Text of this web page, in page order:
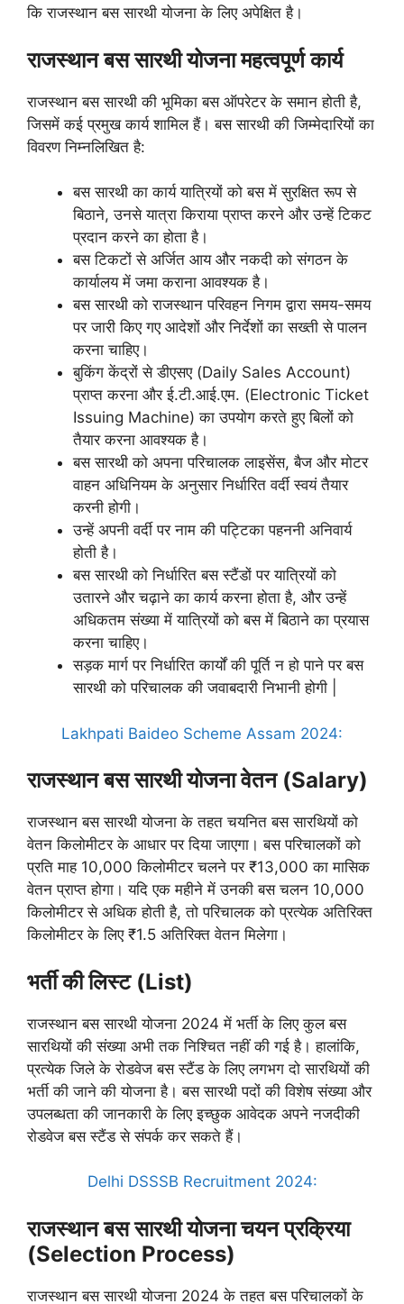
कि राजस्थान बस सारथी योजना के लिए अपेक्षित है।
राजस्थान बस सारथी योजना महत्वपूर्ण कार्य
राजस्थान बस सारथी की भूमिका बस ऑपरेटर के समान होती है,
जिसमें कई प्रमुख कार्य शामिल हैं। बस सारथी की जिम्मेदारियों का
विवरण निम्नलिखित है:
बस सारथी का कार्य यात्रियों को बस में सुरक्षित रूप से
बिठाने, उनसे यात्रा किराया प्राप्त करने और उन्हें टिकट
प्रदान करने का होता है।
बस टिकटों से अर्जित आय और नकदी को संगठन के
कार्यालय में जमा कराना आवश्यक है।
बस सारथी को राजस्थान परिवहन निगम द्वारा समय-समय
पर जारी किए गए आदेशों और निर्देशों का सख्ती से पालन
करना चाहिए।
बुकिंग केंद्रों से डीएसए (Daily Sales Account)
प्राप्त करना और ई.टी.आई.एम. (Electronic Ticket
Issuing Machine) का उपयोग करते हुए बिलों को
तैयार करना आवश्यक है।
बस सारथी को अपना परिचालक लाइसेंस, बैज और मोटर
वाहन अधिनियम के अनुसार निर्धारित वर्दी स्वयं तैयार
करनी होगी।
उन्हें अपनी वर्दी पर नाम की पट्टिका पहननी अनिवार्य
होती है।
बस सारथी को निर्धारित बस स्टैंडों पर यात्रियों को
उतारने और चढ़ाने का कार्य करना होता है, और उन्हें
अधिकतम संख्या में यात्रियों को बस में बिठाने का प्रयास
करना चाहिए।
सड़क मार्ग पर निर्धारित कार्यों की पूर्ति न हो पाने पर बस
सारथी को परिचालक की जवाबदारी निभानी होगी |
Lakhpati Baideo Scheme Assam 2024:
राजस्थान बस सारथी योजना वेतन (Salary)
राजस्थान बस सारथी योजना के तहत चयनित बस सारथियों को
वेतन किलोमीटर के आधार पर दिया जाएगा। बस परिचालकों को
प्रति माह 10,000 किलोमीटर चलने पर ₹13,000 का मासिक
वेतन प्राप्त होगा। यदि एक महीने में उनकी बस चलन 10,000
किलोमीटर से अधिक होती है, तो परिचालक को प्रत्येक अतिरिक्त
किलोमीटर के लिए ₹1.5 अतिरिक्त वेतन मिलेगा।
भर्ती की लिस्ट(List)
राजस्थान बस सारथी योजना 2024 में भर्ती के लिए कुल बस
सारथियों की संख्या अभी तक निश्चित नहीं की गई है। हालांकि,
प्रत्येक जिले के रोडवेज बस स्टैंड के लिए लगभग दो सारथियों की
भर्ती की जाने की योजना है। बस सारथी पदों की विशेष संख्या और
उपलब्धता की जानकारी के लिए इच्छुक आवेदक अपने नजदीकी
रोडवेज बस स्टैंड से संपर्क कर सकते हैं।
Delhi DSSSB Recruitment 2024:
राजस्थान बस सारथी योजना चयन प्रक्रिया
(Selection Process)
राजस्थान बस सारथी योजना 2024 के तहत बस परिचालकों के